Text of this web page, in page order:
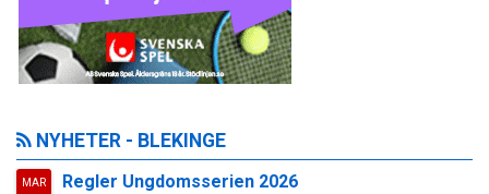
NYHETER - BLEKINGE
MAR Regler Ungdomsserien 2026